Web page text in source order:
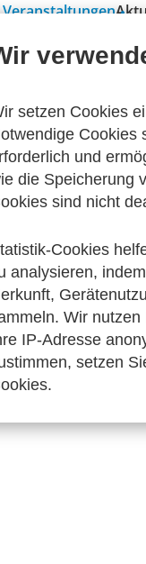
& Steuern
setzen Cookies
Cookies
und
die Speicherung
sind nicht
Cookies
analysieren,
Wir
IP-Adresse
setzen